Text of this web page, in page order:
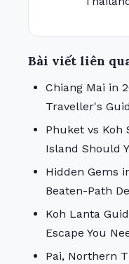
Bài viết liên
Chiang Mai in
Traveller's
Phuket vs Koh
Island Should
Hidden Gems
Beaten-Path
Koh Lanta
Escape You
Pai, Northern